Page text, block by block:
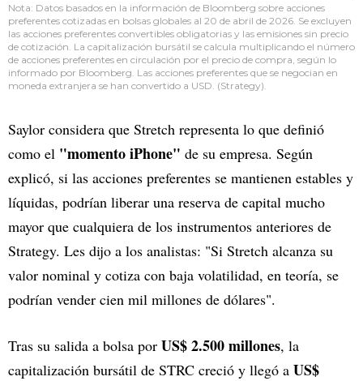
Nota: Datos basados ​​en la información de Bloomberg sobre acciones
preferentes cotizadas en bolsas globales al 20 de abril de 2026. Se excluyen
las acciones preferentes convertibles obligatorias y las emisiones sin precio
de cotización. La capitalización bursátil se calcula multiplicando el número
de acciones preferentes en circulación por el precio de compra, según lo
informado por Bloomberg. Las acciones preferentes que se negocian en
moneda extranjera se han convertido a USD. (Strategy).
Saylor considera que Stretch representa lo que definió
como el "momento iPhone" de su empresa. Según
explicó, si las acciones preferentes se mantienen estables y
líquidas, podrían liberar una reserva de capital mucho
mayor que cualquiera de los instrumentos anteriores de
Strategy. Les dijo a los analistas: "Si Stretch alcanza su
valor nominal y cotiza con baja volatilidad, en teoría, se
podrían vender cien mil millones de dólares".
Tras su salida a bolsa por US$ 2.500 millones, la
capitalización bursátil de STRC creció y llegó a US$